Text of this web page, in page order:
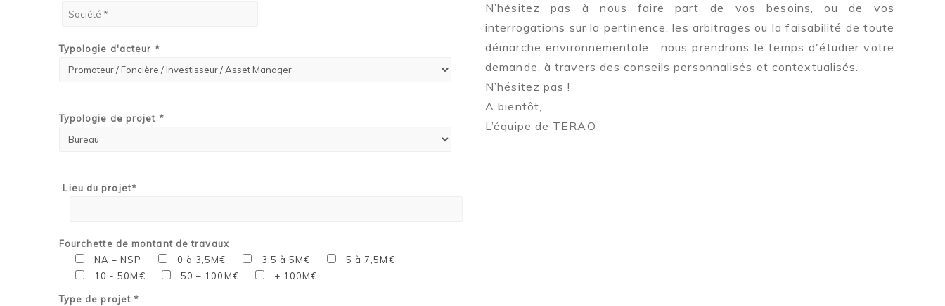
Typologie d'acteur *
Typologie de projet *
Lieu du projet*
Fourchette de montant de travaux
NA – NSP
0 à 3,5M€ 3,5 à 5M€
5 à 7,5M€
10 - 50M€
50 – 100M€ + 100M€
Type de projet *
N’hésitez pas à nous faire part de vos besoins, ou de vos
interrogations sur la pertinence, les arbitrages ou la faisabilité de toute
démarche environnementale : nous prendrons le temps d'étudier votre
demande, à travers des conseils personnalisés et contextualisés.
N’hésitez pas !
A bientôt,
L’équipe de TERAO